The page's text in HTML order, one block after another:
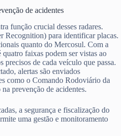
de acidentes
função crucial desses radares.
para identificar placas.
quanto do Mercosul. Com a
faixas podem ser vistas ao
precisos de cada veículo que passa.
alertas são enviados
como o Comando Rodoviário da
prevenção de acidentes.
a segurança e fiscalização do
uma gestão e monitoramento